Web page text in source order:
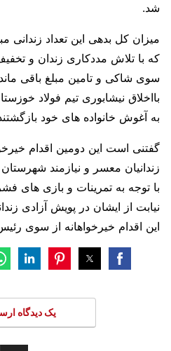
شد.
سوی شاکی و تامین مبلغ باقی
بااخلاق نیشابوری تیم فولاد
به آغوش خانواده های خود
گفتنی است این دومین اقدام
زندانیان معسر و نیازمند
با توجه به تمرینات و بازی های
نیابت از ایشان در پویش آزادی
این اقدام خیرخواهانه از سوی
یک دیدگاه